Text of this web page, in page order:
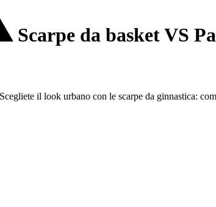
Scarpe da basket VS
il look urbano con le scarpe da ginnastica: